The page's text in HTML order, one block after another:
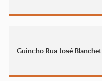
Guincho Rua José Blanchet